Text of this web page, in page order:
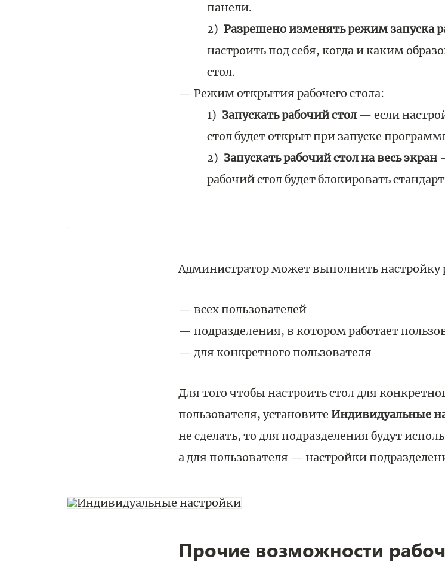
панели.
Разрешено изменять режим запуска
настроить под себя, когда и каким
стол.
Режим открытия рабочего стола:
Запускать рабочий стол— если
стол будет открыт при запуске
Запускать рабочий стол на весь экран
рабочий стол будет блокировать
Администратор может выполнить настройку
всех пользователей
подразделения, в котором работает
для конкретного пользователя
Для того чтобы настроить стол для
пользователя, установите Индивидуальные
не сделать, то для подразделения будут
а для пользователя — настройки
Прочие возможности